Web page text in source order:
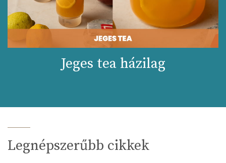
Jeges tea házilag
Legnépszerűbb cikkek